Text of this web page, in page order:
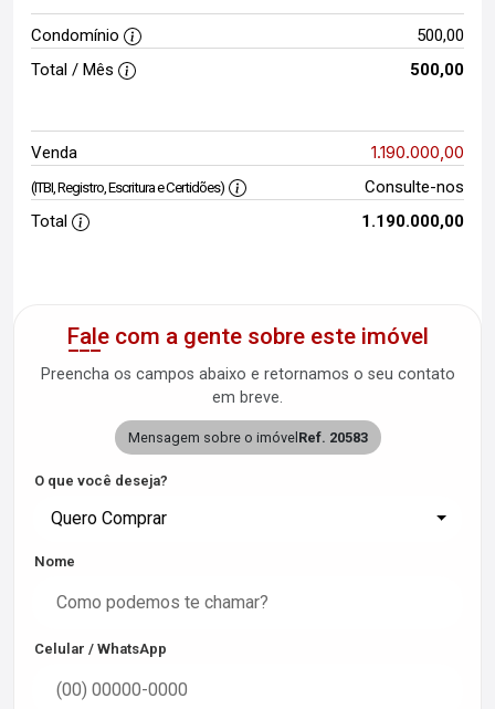
Condomínio
500,00
Total / Mês
500,00
Venda 1.190.000,00
(ITBI, Registro, Escritura e Certidões)
Consulte-nos
Total
1.190.000,00
Fale com a gente sobre este imóvel
Preencha os campos abaixo e retornamos o seu contato
em breve.
Mensagem sobre o imóvel Ref. 20583
O que você deseja?
Quero Comprar
Nome
Celular / WhatsApp